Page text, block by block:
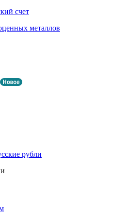
счет
металлов
рубли